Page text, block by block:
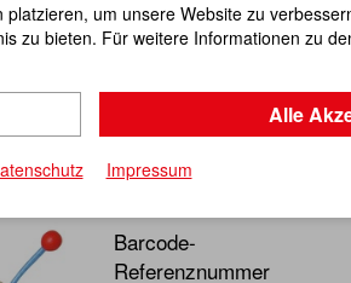
Doppel-
Artikel-Nr.:100515
Kinder - Kleiderhaken
Barcode-
Referenznummer
um unsere Website zu
zu bieten. Für weitere Informationen zu
Alle
Impressum